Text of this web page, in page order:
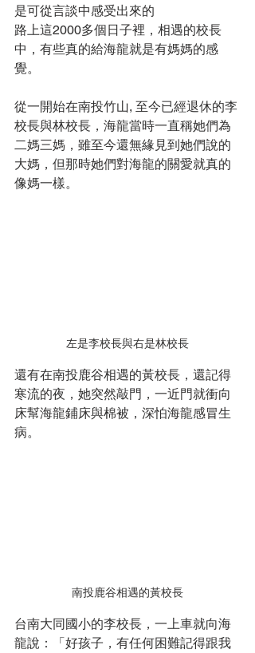
是可從言談中感受出來的
路上這2000多個日子裡，相遇的校長
中，有些真的給海龍就是有媽媽的感
覺。
從一開始在南投竹山, 至今已經退休的李
校長與林校長，海龍當時一直稱她們為
二媽三媽，雖至今還無緣見到她們說的
大媽，但那時她們對海龍的關愛就真的
像媽一樣。
左是李校長與右是林校長
還有在南投鹿谷相遇的黃校長，還記得
寒流的夜，她突然敲門，一近門就衝向
床幫海龍鋪床與棉被，深怕海龍感冒生
病。
南投鹿谷相遇的黃校長
台南大同國小的李校長，一上車就向海
龍說：「好孩子，有任何困難記得跟我